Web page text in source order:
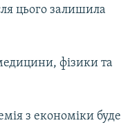
цього залишила
фізики та
з економіки буде